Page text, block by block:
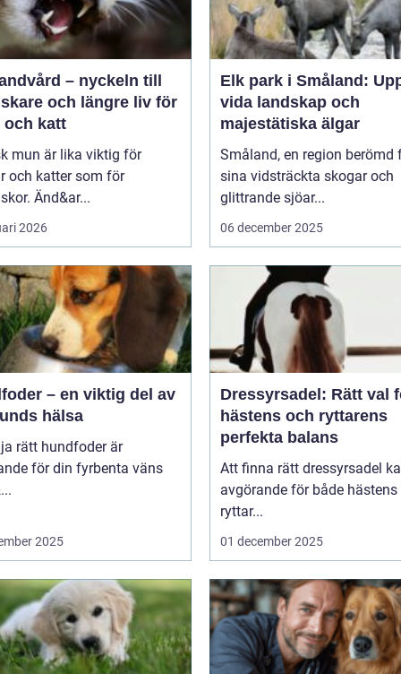
– nyckeln till
och längre liv för
och katt
mun är lika viktig för
och katter som för
Änd&ar...
2026
Elk park i Småland:
vida landskap och
majestätiska älgar
Småland, en region berömd
sina vidsträckta skogar och
glittrande sjöar...
06 december 2025
– en viktig del av
hälsa
rätt hundfoder är
för din fyrbenta väns
2025
Dressyrsadel: Rätt val
hästens och ryttarens
perfekta balans
Att finna rätt dressyrsadel
avgörande för både hästens
ryttar...
01 december 2025